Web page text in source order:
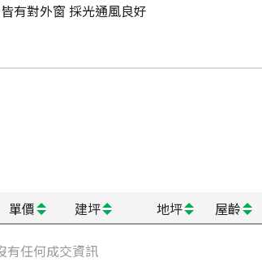
有對外窗 採光通風良好
單價 建坪 地坪 屋齡
有任何成交資訊